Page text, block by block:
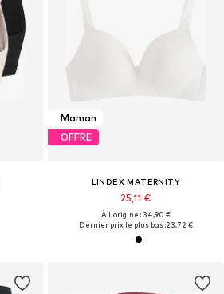
Maman
OFFRE
LINDEX MATERNITY
25,11 €
À l'origine : 34,90 €
Dernier prix le plus bas :23,72 €